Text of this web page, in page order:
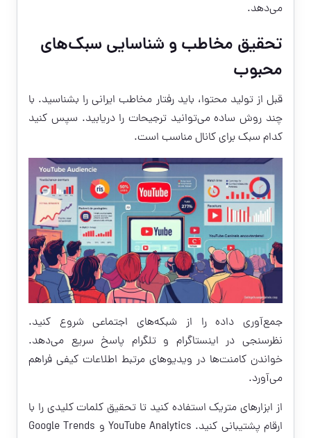
می‌دهد.
تحقیق مخاطب و شناسایی سبک‌های
محبوب
قبل از تولید محتوا، باید رفتار مخاطب ایرانی را بشناسید. با
چند روش ساده می‌توانید ترجیحات را دریابید. سپس کنید
کدام سبک برای کانال مناسب است.
جمع‌آوری داده را از شبکه‌های اجتماعی شروع کنید.
نظرسنجی در اینستاگرام و تلگرام پاسخ سریع می‌دهد.
خواندن کامنت‌ها در ویدیوهای مرتبط اطلاعات کیفی فراهم
می‌آورد.
از ابزارهای متریک استفاده کنید تا تحقیق کلمات کلیدی را با
ارقام پشتیبانی کنید. YouTube Analytics و Google Trends